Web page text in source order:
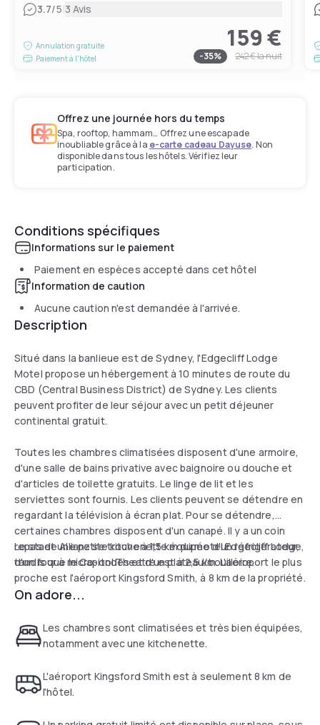
3.7/5|3 Avis
Annulation gratuite
Paiement à l'hôtel
159 €
-35% 242 €la nuit
Offrez une journée hors du temps
Spa, rooftop, hammam… Offrez une escapade
inoubliable grâce à la e-carte cadeau Dayuse. Non
disponible dans tous les hôtels. Vérifiez leur
participation.
Conditions spécifiques
Informations sur le paiement
Paiement en espèces accepté dans cet hôtel
Information de caution
Aucune caution n'est demandée à l'arrivée.
Description
Situé dans la banlieue est de Sydney, l'Edgecliff Lodge
Motel propose un hébergement à 10 minutes de route du
CBD (Central Business District) de Sydney. Les clients
peuvent profiter de leur séjour avec un petit déjeuner
continental gratuit.
Toutes les chambres climatisées disposent d'une armoire,
d'une salle de bains privative avec baignoire ou douche et
d'articles de toilette gratuits. Le linge de lit et les
serviettes sont fournis. Les clients peuvent se détendre en
regardant la télévision à écran plat. Pour se détendre,
certaines chambres disposent d'un canapé. Il y a un coin
repas et une petite kitchenette équipée d'un réfrigérateur,
d'un four à micro-ondes et d'un plateau/bouilloire.
Le stade Allianz se trouve à 1,5 km du motel Edgecliff Lodge,
tandis que le Capitol Theatre est à 2,5 km. L'aéroport le plus
proche est l'aéroport Kingsford Smith, à 8 km de la propriété.
On adore...
Les chambres sont climatisées et très bien équipées,
notamment avec une kitchenette.
L'aéroport Kingsford Smith est à seulement 8 km de
l'hôtel.